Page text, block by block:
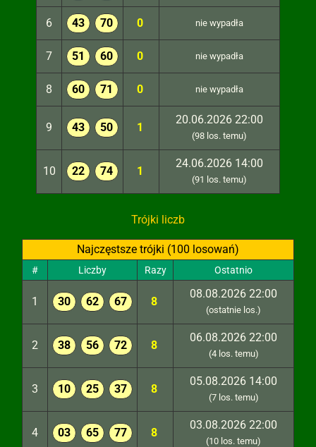
6 43 70 0 nie wypadła
7 51 60 0 nie wypadła
8 60 71 0 nie wypadła
9 43 50 1
20.06.2026 22:00
(98 los. temu)
10 22 74 1
24.06.2026 14:00
(91 los. temu)
Trójki liczb
Najczęstsze trójki (100 losowań)
# Liczby Razy Ostatnio
1 30 62 67 8
08.08.2026 22:00
(ostatnie los.)
2 38 56 72 8
06.08.2026 22:00
(4 los. temu)
3 10 25 37 8
05.08.2026 14:00
(7 los. temu)
4 03 65 77 8
03.08.2026 22:00
(10 los. temu)